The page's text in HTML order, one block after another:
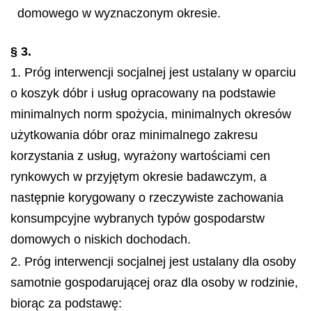
domowego w wyznaczonym okresie.
§ 3.
1. Próg interwencji socjalnej jest ustalany w oparciu
o koszyk dóbr i usług opracowany na podstawie
minimalnych norm spożycia, minimalnych okresów
użytkowania dóbr oraz minimalnego zakresu
korzystania z usług, wyrażony wartościami cen
rynkowych w przyjętym okresie badawczym, a
następnie korygowany o rzeczywiste zachowania
konsumpcyjne wybranych typów gospodarstw
domowych o niskich dochodach.
2. Próg interwencji socjalnej jest ustalany dla osoby
samotnie gospodarującej oraz dla osoby w rodzinie,
biorąc za podstawę: